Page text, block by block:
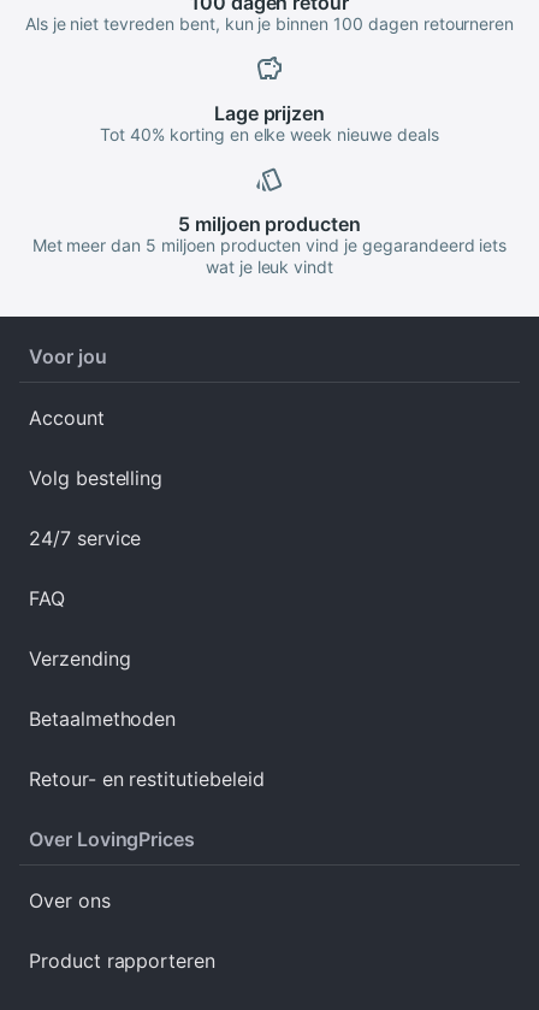
Als je niet tevreden bent, kun je binnen 100 dagen retourneren
Lageprijzen
Tot 40% korting en elke week nieuwe deals
5 miljoen producten
Met meer dan 5 miljoen producten vind je gegarandeerd iets
wat je leuk vindt
Voor jou
Account
Volg bestelling
24/7 service
FAQ
Verzending
Betaalmethoden
Retour- en restitutiebeleid
Over LovingPrices
Over ons
Product rapporteren